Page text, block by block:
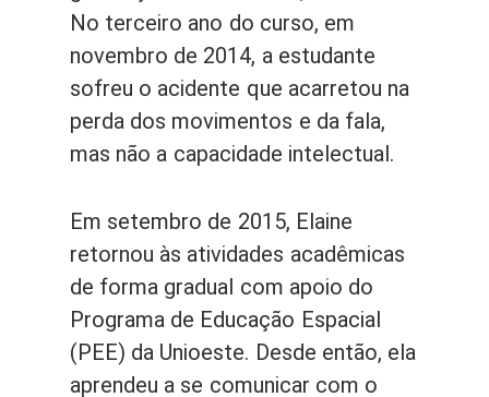
No terceiro ano do curso, em
novembro de 2014, a estudante
sofreu o acidente que acarretou na
perda dos movimentos e da fala,
mas não a capacidade intelectual.
Em setembro de 2015, Elaine
retornou às atividades acadêmicas
de forma gradual com apoio do
Programa de Educação Espacial
(PEE) da Unioeste. Desde então, ela
aprendeu a se comunicar com o